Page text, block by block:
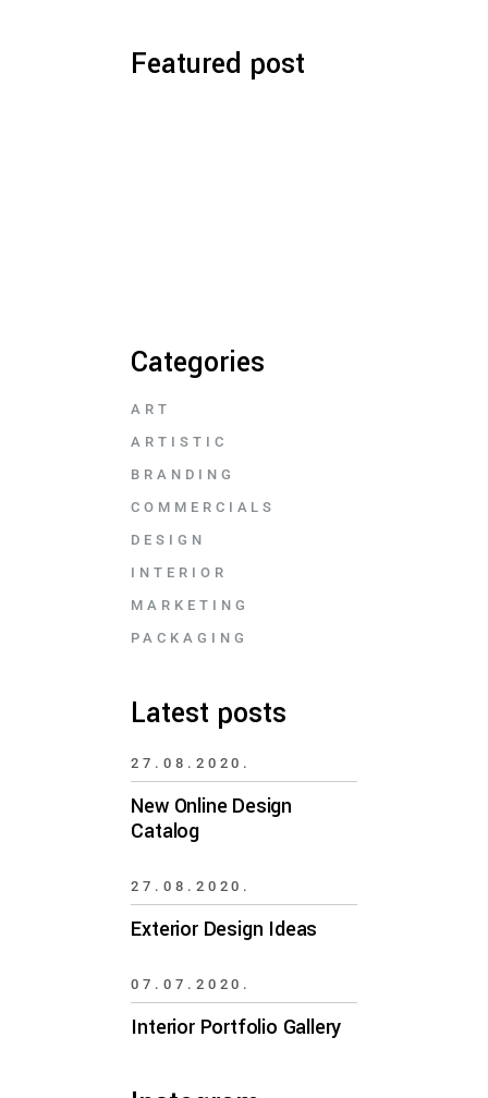
Featured post
Categories
ART
ARTISTIC
BRANDING
COMMERCIALS
DESIGN
INTERIOR
MARKETING
PACKAGING
Latest posts
27.08.2020.
New Online Design
Catalog
27.08.2020.
Exterior Design Ideas
07.07.2020.
Interior Portfolio Gallery